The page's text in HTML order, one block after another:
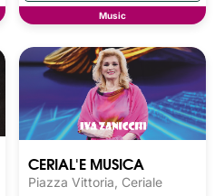
Music
CERIAL'E MUSICA
Piazza Vittoria, Ceriale